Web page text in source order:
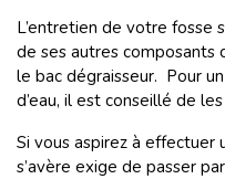
L’entretien de votre fosse
de ses autres
le bac dégraisseur. Pour
d’eau, il est conseillé de
Si vous aspirez à effectuer
s’avère exige de passer